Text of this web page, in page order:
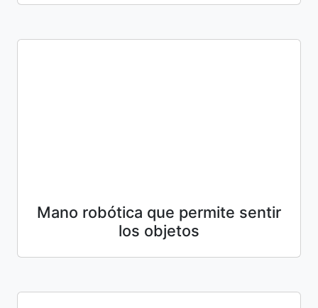
Mano robótica que permite sentir
los objetos